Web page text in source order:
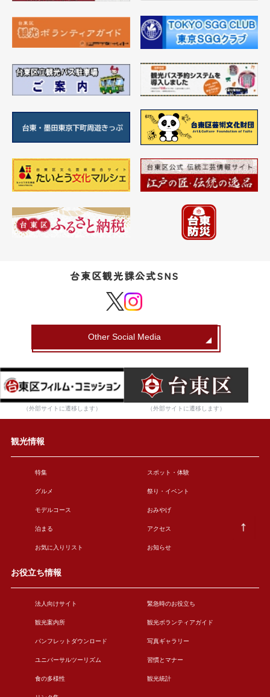
台東区観光課公式SNS
Other Social Media
（外部サイトに遷移します） （外部サイトに遷移します）
観光情報
特集 スポット・体験
グルメ 祭り・イベント
モデルコース おみやげ
泊まる アクセス
お気に入りリスト お知らせ
お役立ち情報
法人向けサイト 緊急時のお役立ち
観光案内所 観光ボランティアガイド
パンフレットダウンロード 写真ギャラリー
ユニバーサルツーリズム 習慣とマナー
食の多様性 観光統計